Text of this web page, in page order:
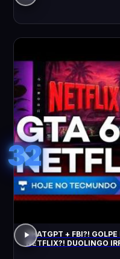
32
CHATGPT + FBI?!
NETFLIX?! DUOLINGO